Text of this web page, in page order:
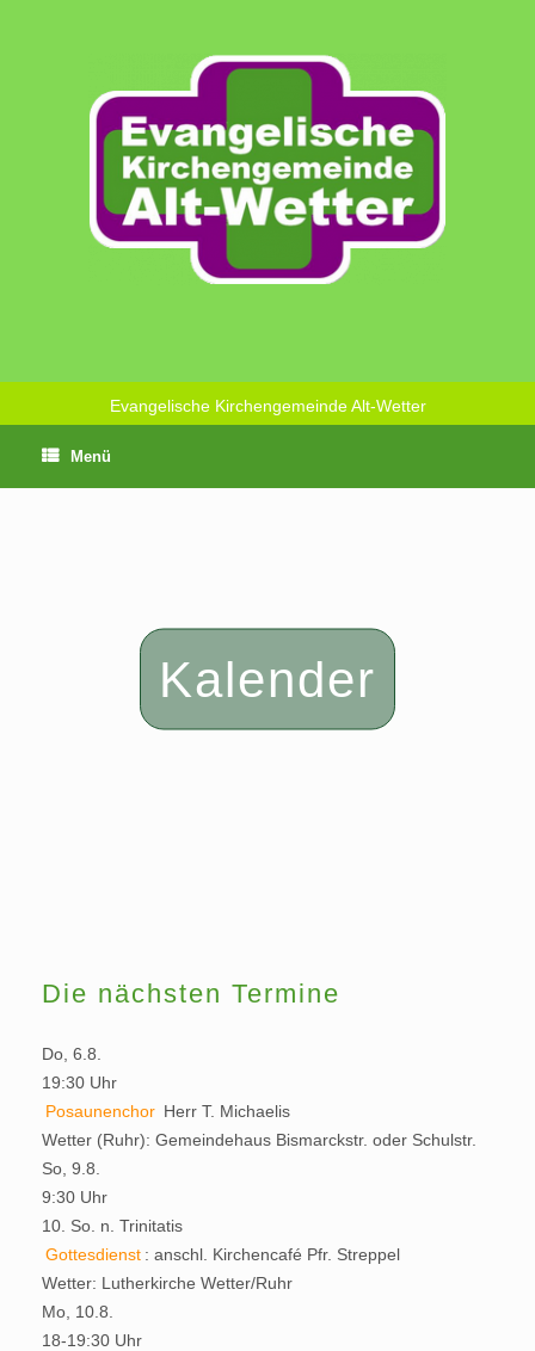
Evangelische Kirchengemeinde Alt-Wetter
Menü
Kalender
Die nächsten Termine
Do, 6.8.
19:30 Uhr
Posaunenchor Herr T. Michaelis
Wetter (Ruhr): Gemeindehaus Bismarckstr. oder Schulstr.
So, 9.8.
9:30 Uhr
10. So. n. Trinitatis
Gottesdienst : anschl. Kirchencafé Pfr. Streppel
Wetter: Lutherkirche Wetter/Ruhr
Mo, 10.8.
18-19:30 Uhr